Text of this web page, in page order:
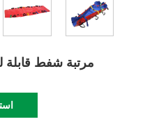
مرتبة شفط قابلة